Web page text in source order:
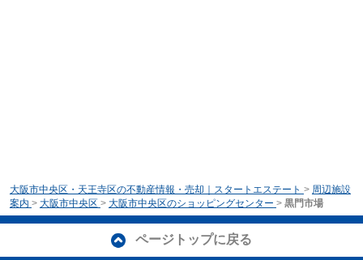
大阪市中央区・天王寺区の不動産情報・売却｜スタートエステート > 周辺施設
案内 > 大阪市中央区 > 大阪市中央区のショッピングセンター > 黒門市場
ページトップに戻る